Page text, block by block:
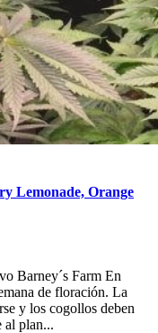
Lemonade, Orange
Barney´s Farm En
de floración. La
y los cogollos deben
al plan...